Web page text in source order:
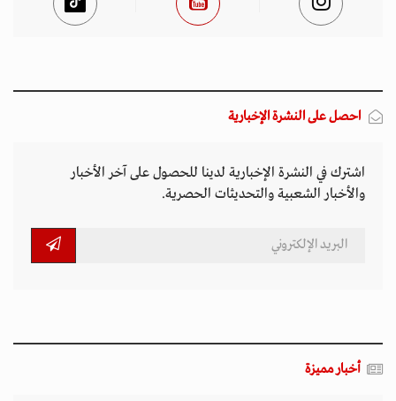
احصل على النشرة الإخبارية
اشترك في النشرة الإخبارية لدينا للحصول على آخر الأخبار
والأخبار الشعبية والتحديثات الحصرية.
أخبار مميزة